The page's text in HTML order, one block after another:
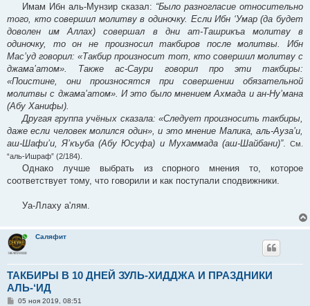
Имам Ибн аль-Мунзир сказал: “Было разногласие относительно
того, кто совершил молитву в одиночку. Если Ибн ‘Умар (да будет
доволен им Аллах) совершал в дни ат-Ташрикъа молитву в
одиночку, то он не произносил такбиров после молитвы. Ибн
Мас’уд говорил: «Такбир произносит тот, кто совершил молитву с
джама’атом». Также ас-Саури говорил про эти такбиры:
«Поистине, они произносятся при совершении обязательной
молитвы с джама’атом». И это было мнением Ахмада и ан-Ну’мана
(Абу Ханифы).
Другая группа учёных сказала: «Следует произносить такбиры,
даже если человек молился один», и это мнение Малика, аль-Ауза’и,
аш-Шафи’и, Я’къуба (Абу Юсуфа) и Мухаммада (аш-Шайбани)”.См.
“аль-Ишраф” (2/184).
Однако лучше выбрать из спорного мнения то, которое
соответствует тому, что говорили и как поступали сподвижники.
Уа-Ллаху а'лям.
Саляфит
ТАКБИРЫ В 10 ДНЕЙ ЗУЛЬ-ХИДДЖА И ПРАЗДНИКИ
АЛЬ-‘ИД
С05 ноя 2019, 08:51